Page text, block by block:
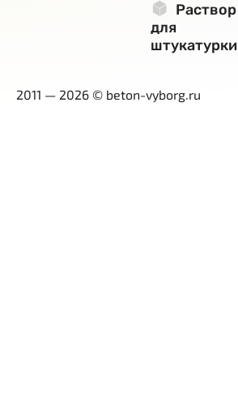
Раствор
для
штукатурки
2011 — 2026 © beton-vyborg.ru